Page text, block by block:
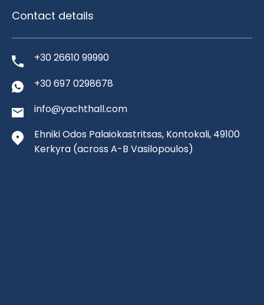
Contact details
+30 26610 99990
+30 697 0298678
info@yachthall.com
Ehniki Odos Palaiokastritsas, Kontokali, 49100
Kerkyra (across A-B Vasilopoulos)